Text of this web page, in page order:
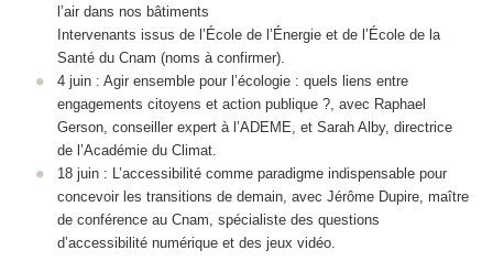
l’air dans nos bâtiments
Intervenants issus de l’École de l’Énergie et de l’École de la
Santé du Cnam (noms à confirmer).
4 juin : Agir ensemble pour l’écologie : quels liens entre
engagements citoyens et action publique ?, avec Raphael
Gerson, conseiller expert à l’ADEME, et Sarah Alby, directrice
de l’Académie du Climat.
18 juin : L’accessibilité comme paradigme indispensable pour
concevoir les transitions de demain, avec Jérôme Dupire, maître
de conférence au Cnam, spécialiste des questions
d’accessibilité numérique et des jeux vidéo.